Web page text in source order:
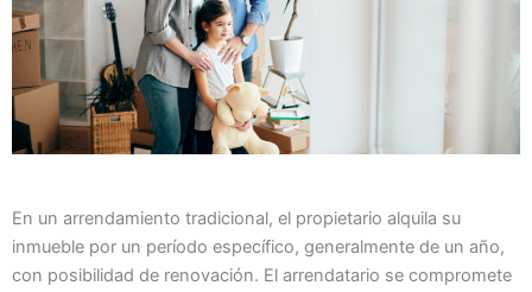
En un arrendamiento tradicional, el propietario alquila su
inmueble por un período específico, generalmente de un año,
con posibilidad de renovación. El arrendatario se compromete